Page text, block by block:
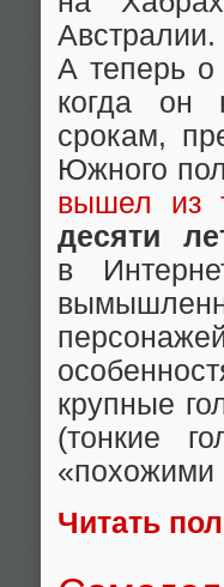
А теперь о
когда он
срокам,
Южного
вышел из
десяти
в
крупные
(тонкие
«похожими
Читать